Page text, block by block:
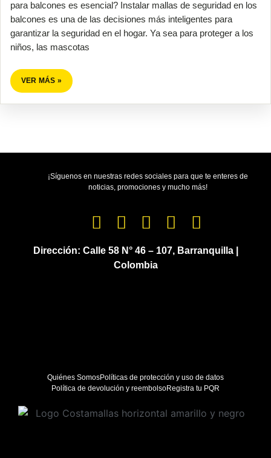
para balcones es esencial? Instalar mallas de seguridad en los
balcones es una de las decisiones más inteligentes para
garantizar la seguridad en el hogar. Ya sea para proteger a los
niños, las mascotas
VER MÁS »
¡Síguenos en nuestras redes sociales para que te enteres de
noticias, promociones y mucho más!
Dirección: Calle 58 N° 46 – 107, Barranquilla |
Colombia
Quiénes SomosPolíticas de protección y uso de datos
Política de devolución y reembolsoRegistra tu PQR